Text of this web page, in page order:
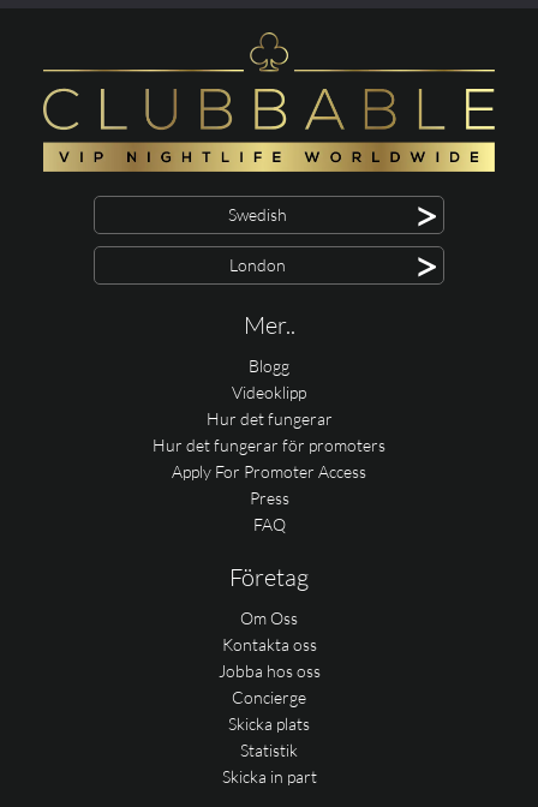
Swedish >
London >
Mer..
Blogg
Videoklipp
Hur det fungerar
Hur det fungerar för promoters
Apply For Promoter Access
Press
FAQ
Företag
Om Oss
Kontakta oss
Jobba hos oss
Concierge
Skicka plats
Statistik
Skicka in part